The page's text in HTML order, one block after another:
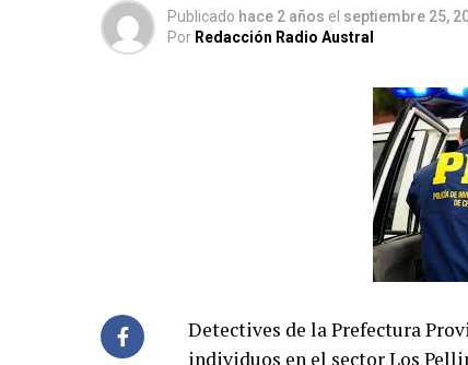
Publicado hace 2 años el septiembre 25,
Por Redacción Radio Austral
Detectives de la Prefectura
individuos en el sector Los